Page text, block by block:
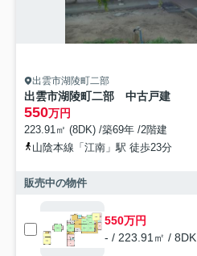
出雲市湖陵町二部
出雲市湖陵町二部 中古戸建
550万円
223.91㎡ (8DK) /築69年 /2階建
山陰本線「江南」駅 徒歩23分
販売中の物件
550万円
- / 223.91㎡ / 8DK